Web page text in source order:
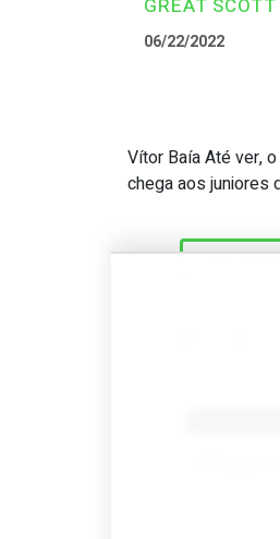
GREAT SCOTT
06/22/2022
Great
Vítor Baía Até ver,
chega aos juniores
182